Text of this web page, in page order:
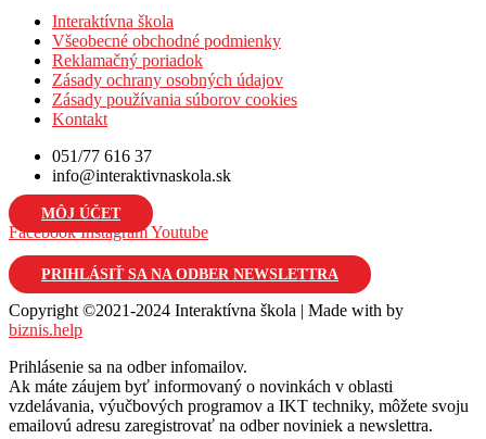
Interaktívna škola
Všeobecné obchodné podmienky
Reklamačný poriadok
Zásady ochrany osobných údajov
Zásady používania súborov cookies
Kontakt
051/77 616 37
info@interaktivnaskola.sk
MÔJ ÚČET
Facebook InstagramYoutube
PRIHLÁSIŤ SA NA ODBER NEWSLETTRA
Copyright ©2021-2024 Interaktívna škola | Made with by
biznis.help
Prihlásenie sa na odber infomailov.
Ak máte záujem byť informovaný o novinkách v oblasti
vzdelávania, výučbových programov a IKT techniky, môžete svoju
emailovú adresu zaregistrovať na odber noviniek a newslettra.